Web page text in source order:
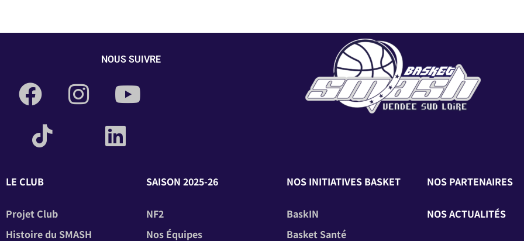
NOUS SUIVRE
LE CLUB
Projet Club
Histoire du SMASH
SAISON 2025-26
NF2
Nos Équipes
NOS INITIATIVES BASKET
BaskIN
Basket Santé
NOS PARTENAIRES
NOS ACTUALITÉS